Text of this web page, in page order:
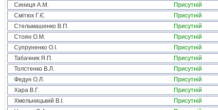
Синиця А.М.
Присутній
Смітюх Г.Є.
Присутній
Стельмашенко В.П.
Присутній
Стоян О.М.
Присутній
Супруненко О.І.
Присутній
Табачник Я.П.
Присутній
Толстенко В.Л.
Присутній
Федун О.Л.
Присутній
Хара В.Г.
Присутній
Хмельницький В.І.
Присутній